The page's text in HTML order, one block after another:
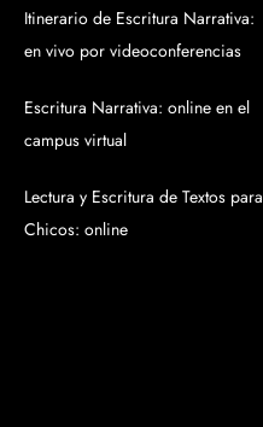
Itinerario de Escritura Narrativa:
en vivo por videoconferencias
Escritura Narrativa: online en el
campus virtual
Lectura y Escritura de Textos para
Chicos: online